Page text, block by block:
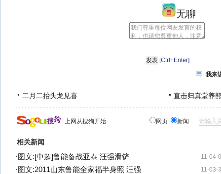
无聊
[Ctrl+Enter]
我来
二月二抬头龙见喜 直击归真堂养
上网从搜狗开始 网页 新闻
相关新闻
11-04-
· 图文:[中超]鲁能备战亚泰 汪强滑铲
11-03-
· 图文:2011山东鲁能全家福半身照 汪强